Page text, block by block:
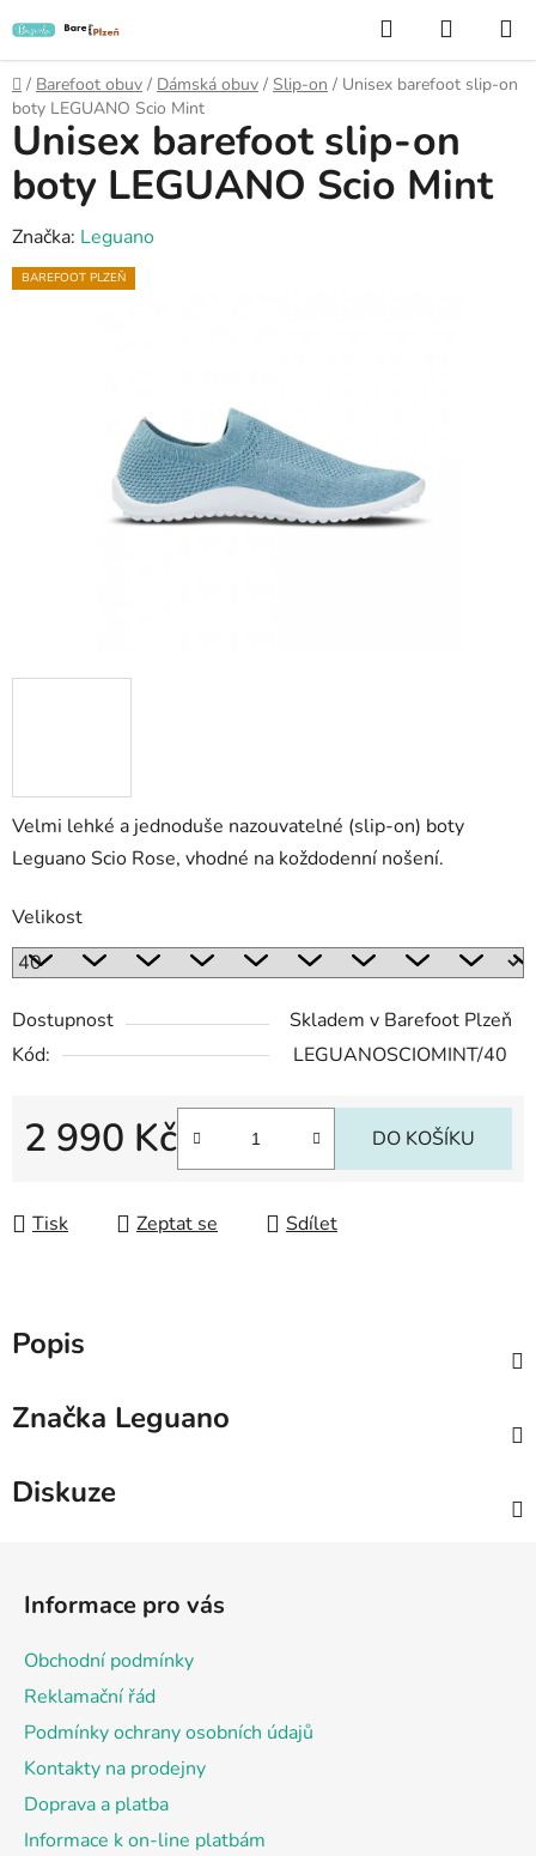
na
obsah
Hledat
KOŠÍK
Domů
/ Barefoot obuv / Dámská obuv / Slip-on / Unisex barefoot slip-on
boty LEGUANO Scio Mint
Velmi lehké a jednoduše nazouvatelné (slip-on) boty
Leguano Scio Rose, vhodné na koždodenní nošení.
Velikost
Dostupnost
Skladem v Barefoot Plzeň
Kód:
LEGUANOSCIOMINT/40
2 990 Kč DO KOŠÍKU
Tisk Zeptat se Sdílet
Unisex barefoot slip-on
boty LEGUANO Scio Mint
Značka: Leguano
BAREFOOT PLZEŇ
Popis
Značka Leguano
Diskuze
Informace pro vás
Obchodní podmínky
Reklamační řád
Podmínky ochrany osobních údajů
Kontakty na prodejny
Doprava a platba
Informace k on-line platbám